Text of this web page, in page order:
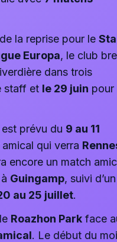
la reprise pour le
Europa, le club
dans trois
staff et le 29 juin pour
est prévu du 9 au 11
qui verra
encore un match
Guingamp, suivi d’un
au 25 juillet.
Roazhon Park face
. Le début du